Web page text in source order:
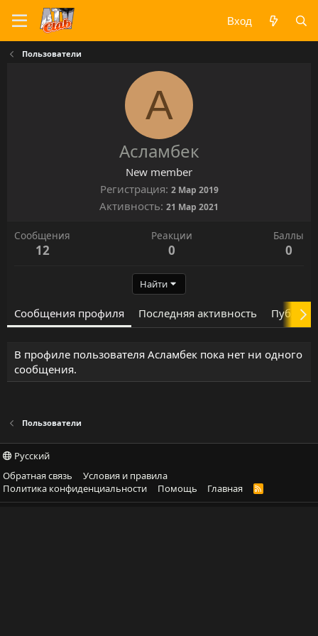
Вход
Пользователи
А
Асламбек
New member
Регистрация 2 Мар 2019
Активность 21 Мар 2021
Сообщения
12
Реакции
0
Баллы
0
Найти
Сообщения профиля Последняя активность
В профиле пользователя Асламбек пока нет ни одного
сообщения.
Пользователи
Русский
Обратная связь
Условия и правила
Политика конфиденциальности
Помощь Главная
R